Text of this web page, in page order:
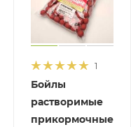
1
Бойлы
растворимые
прикормочные